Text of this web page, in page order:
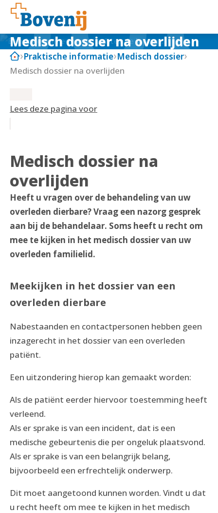
Medisch dossier na overlijden
Praktische informatie Medisch dossier
Medisch dossier na overlijden
Lees deze pagina voor
Medisch dossier na
overlijden
Heeft u vragen over de behandeling van uw
overleden dierbare? Vraag een nazorg gesprek
aan bij de behandelaar. Soms heeft u recht om
mee te kijken in het medisch dossier van uw
overleden familielid.
Meekijken in het dossier van een
overleden dierbare
Nabestaanden en contactpersonen hebben geen
inzagerecht in het dossier van een overleden
patiënt.
Een uitzondering hierop kan gemaakt worden:
Als de patiënt eerder hiervoor toestemming heeft
verleend.
Als er sprake is van een incident, dat is een
medische gebeurtenis die per ongeluk plaatsvond.
Als er sprake is van een belangrijk belang,
bijvoorbeeld een erfrechtelijk onderwerp.
Dit moet aangetoond kunnen worden. Vindt u dat
u recht heeft om mee te kijken in het medisch